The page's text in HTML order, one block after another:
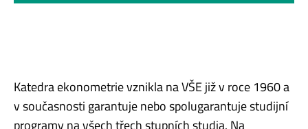
Katedra ekonometrie vznikla na VŠE již v roce 1960 a
v současnosti garantuje nebo spolugarantuje studijní
programy na všech třech stupních studia. Na